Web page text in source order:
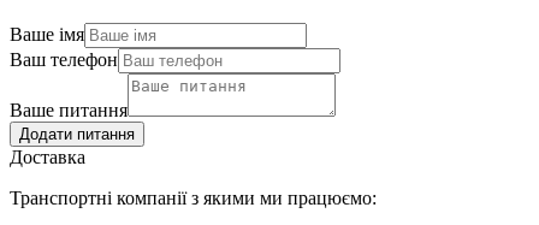
Ваше імя
Ваш телефон
Ваше питання
Додати питання
Доставка
Транспортні компанії з якими ми працюємо: